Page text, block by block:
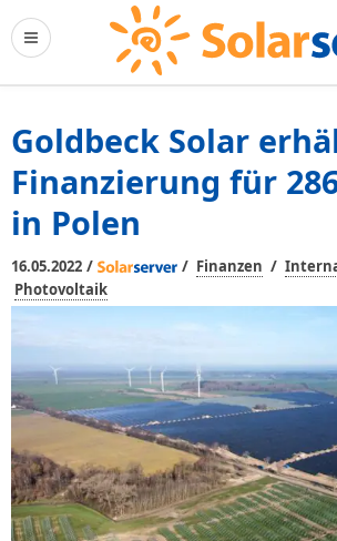
Goldbeck Solar
Finanzierung für
in Polen
16.05.2022 / / Finanzen /
Photovoltaik